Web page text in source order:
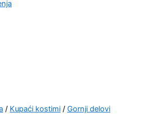
/ Kupaći kostimi / Gornji delovi